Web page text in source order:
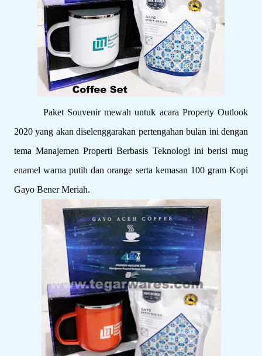
Paket Souvenir mewah untuk acara Property Outlook
2020 yang akan diselenggarakan pertengahan bulan ini dengan
tema Manajemen Properti Berbasis Teknologi ini berisi mug
enamel warna putih dan orange serta kemasan 100 gram Kopi
Gayo Bener Meriah.